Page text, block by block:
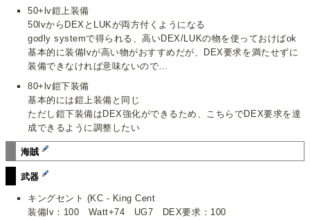
50+lv鎧上装備
50lvからDEXとLUKが両方付くようになる
godly systemで得られる、高いDEX/LUKの物を使っておけばok
基本的に装備lvが高い物がおすすめだが、DEX要求を満たせずに
装備できなければ意味ないので…
80+lv鎧下装備
基本的には鎧上装備と同じ
ただし鎧下装備はDEX強化ができるため、こちらでDEX要求を達
成できるように調整したい
海賊
武器
キングセント (KC - King Cent
装備lv：100 Watt+74 UG7 DEX要求：100